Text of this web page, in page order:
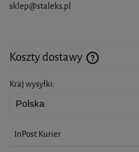
sklep@staleks.pl
Koszty dostawy
Cena nie zawiera ewentualnych kosztów płatności
Kraj wysyłki:
InPost Kurier